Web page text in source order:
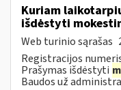
Kuriam
išdėstyti
Web turinio sąrašas
Registracijos
Prašymas išdėstyti
Baudos už